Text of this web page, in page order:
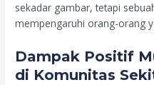
sekadar gambar, tetapi
mempengaruhi orang-orang
Dampak Positif
di Komunitas